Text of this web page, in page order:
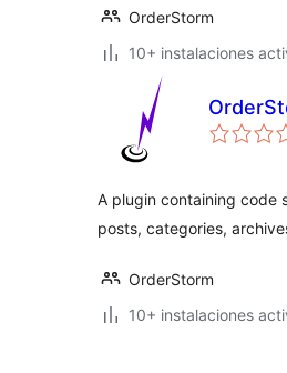
OrderStorm
10+ instalaciones
A plugin containing code
posts, categories,
OrderStorm
10+ instalaciones